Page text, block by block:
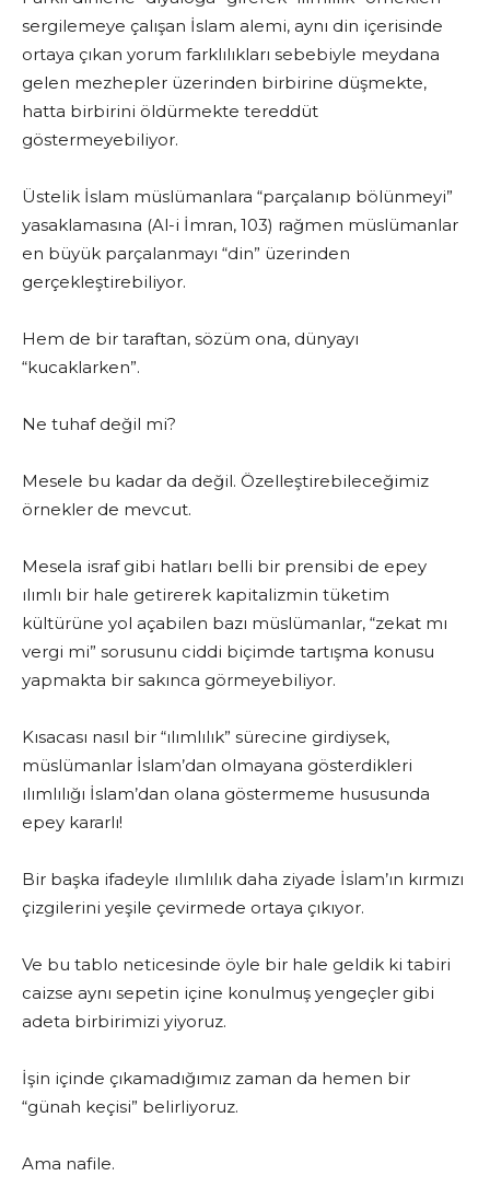
sergilemeye çalışan İslam alemi, aynı din içerisinde
ortaya çıkan yorum farklılıkları sebebiyle meydana
gelen mezhepler üzerinden birbirine düşmekte,
hatta birbirini öldürmekte tereddüt
göstermeyebiliyor.
Üstelik İslam müslümanlara “parçalanıp bölünmeyi”
yasaklamasına (Al-i İmran, 103) rağmen müslümanlar
en büyük parçalanmayı “din” üzerinden
gerçekleştirebiliyor.
Hem de bir taraftan, sözüm ona, dünyayı
“kucaklarken”.
Ne tuhaf değil mi?
Mesele bu kadar da değil. Özelleştirebileceğimiz
örnekler de mevcut.
Mesela israf gibi hatları belli bir prensibi de epey
ılımlı bir hale getirerek kapitalizmin tüketim
kültürüne yol açabilen bazı müslümanlar, “zekat mı
vergi mi” sorusunu ciddi biçimde tartışma konusu
yapmakta bir sakınca görmeyebiliyor.
Kısacası nasıl bir “ılımlılık” sürecine girdiysek,
müslümanlar İslam’dan olmayana gösterdikleri
ılımlılığı İslam’dan olana göstermeme hususunda
epey kararlı!
Bir başka ifadeyle ılımlılık daha ziyade İslam’ın kırmızı
çizgilerini yeşile çevirmede ortaya çıkıyor.
Ve bu tablo neticesinde öyle bir hale geldik ki tabiri
caizse aynı sepetin içine konulmuş yengeçler gibi
adeta birbirimizi yiyoruz.
İşin içinde çıkamadığımız zaman da hemen bir
“günah keçisi” belirliyoruz.
Ama nafile.